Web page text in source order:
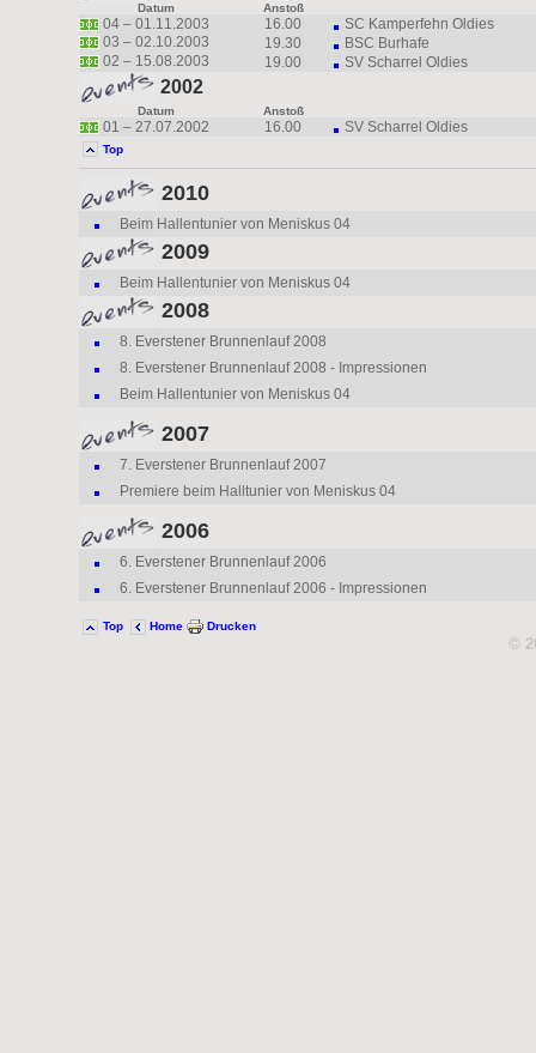
Datum Anstoß
04 – 01.11.2003 16.00
SC Kamperfehn Oldies
03 – 02.10.2003 19.30
BSC Burhafe
02 – 15.08.2003 19.00 SV Scharrel Oldies
2002
Datum Anstoß
01 – 27.07.2002 16.00 SV Scharrel Oldies
Top
2010
Beim Hallentunier von Meniskus 04
2009
Beim Hallentunier von Meniskus 04
2008
8. Everstener Brunnenlauf 2008
8. Everstener Brunnenlauf 2008 - Impressionen
Beim Hallentunier von Meniskus 04
2007
7. Everstener Brunnenlauf 2007
Premiere beim Halltunier von Meniskus 04
2006
6. Everstener Brunnenlauf 2006
6. Everstener Brunnenlauf 2006 - Impressionen
Top Home Drucken
©